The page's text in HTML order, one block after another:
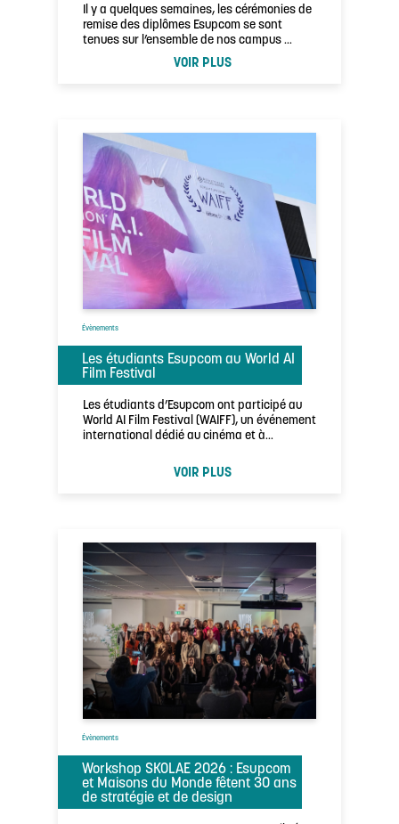
Il y a quelques semaines, les cérémonies de
remise des diplômes Esupcom se sont
tenues sur l’ensemble de nos campus …
VOIR PLUS
Évènements
Les étudiants Esupcom au World AI
Film Festival
Les étudiants d’Esupcom ont participé au
World AI Film Festival (WAIFF), un événement
international dédié au cinéma et à
VOIR PLUS
Évènements
Workshop SKOLAE 2026 : Esupcom
et Maisons du Monde fêtent 30 ans
de stratégie et de design